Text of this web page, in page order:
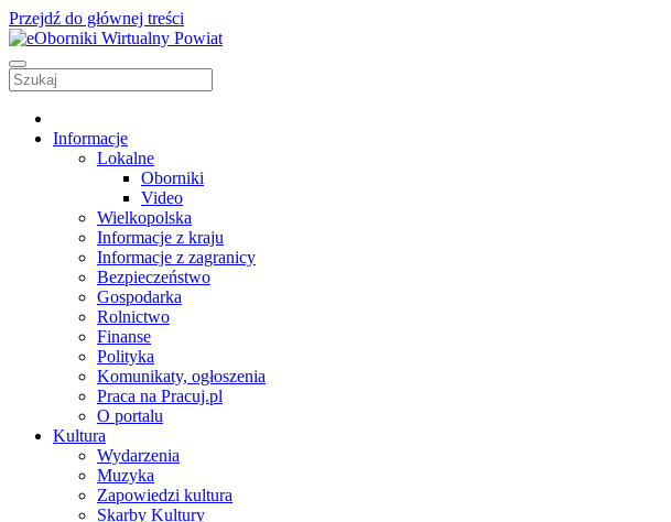
Przejdź do głównej treści
Informacje
Lokalne
Oborniki
Video
Wielkopolska
Informacje z kraju
Informacje z zagranicy
Bezpieczeństwo
Gospodarka
Rolnictwo
Finanse
Polityka
Komunikaty, ogłoszenia
Praca na Pracuj.pl
O portalu
Kultura
Wydarzenia
Muzyka
Zapowiedzi kultura
Skarby Kultury